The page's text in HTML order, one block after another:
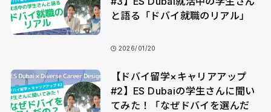
と語る「ドバイ就職のリアル」
2026/01/20
【ドバイ留学×キャリアアップ
#2】ES Dubaiの学生さんに聞い
てみた！「なぜドバイを選んだ